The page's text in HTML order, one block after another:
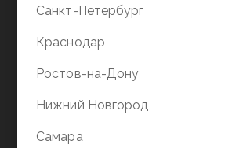
Режим
в выходные и
без
Политика
Санкт-Петербург
Краснодар
Ростов-на-Дону
Нижний Новгород
Самара